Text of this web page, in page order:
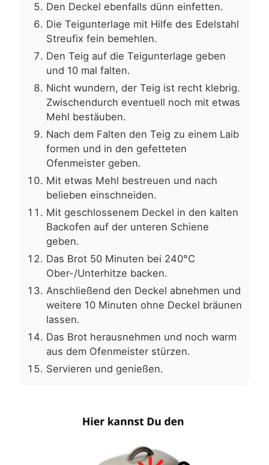
Den Deckel ebenfalls dünn einfetten.
Die Teigunterlage mit Hilfe des Edelstahl
Streufix fein bemehlen.
Den Teig auf die Teigunterlage geben
und 10 mal falten.
Nicht wundern, der Teig ist recht klebrig.
Zwischendurch eventuell noch mit etwas
Mehl bestäuben.
Nach dem Falten den Teig zu einem Laib
formen und in den gefetteten
Ofenmeister geben.
Mit etwas Mehl bestreuen und nach
belieben einschneiden.
Mit geschlossenem Deckel in den kalten
Backofen auf der unteren Schiene
geben.
Das Brot 50 Minuten bei 240°C
Ober-/Unterhitze backen.
Anschließend den Deckel abnehmen und
weitere 10 Minuten ohne Deckel bräunen
lassen.
Das Brot herausnehmen und noch warm
aus dem Ofenmeister stürzen.
Servieren und genießen.